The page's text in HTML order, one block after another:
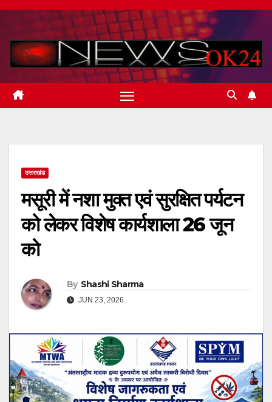
Skip
content
उत्तराखंड
मसूरी में नशा मुक्त एवं सुरक्षित पर्यटन
को लेकर विशेष कार्यशाला 26 जून
को
By Shashi Sharma
JUN 23, 2026